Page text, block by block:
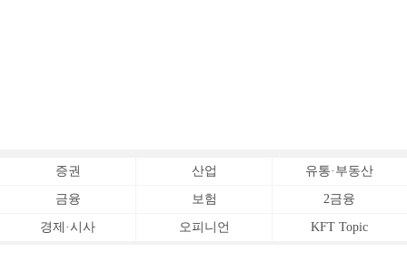
증권 산업 유통·부동산
금융 보험 2금융
경제·시사 오피니언 KFT Topic